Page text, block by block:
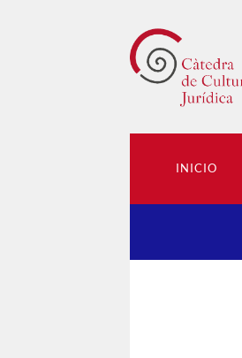
INICIO